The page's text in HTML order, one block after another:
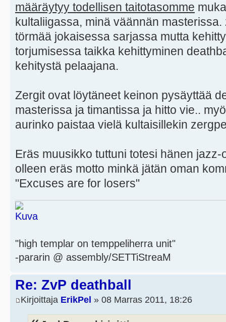
määräytyy todellisen taitotasomme
kultaliigassa, minä väännän
törmää jokaisessa sarjassa mutta
torjumisessa taikka kehittyminen
kehitystä pelaajana.
Zergit ovat löytäneet keinon pysäyttää
masterissa ja timantissa ja hitto vie..
aurinko paistaa vielä kultaisillekin
Eräs muusikko tuttuni totesi hänen
olleen eräs motto minkä jätän oman
"Excuses are for losers"
"high templar on temppeliherra unit"
-pararin @ assembly/SETTiStreaM
Re: ZvP deathball
Kirjoittaja ErikPel » 08 Marras 2011, 18:26